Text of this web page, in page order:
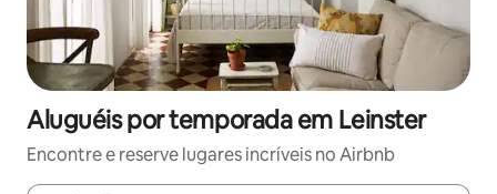
Aluguéis por temporada em Leinster
Encontre e reserve lugares incríveis no Airbnb